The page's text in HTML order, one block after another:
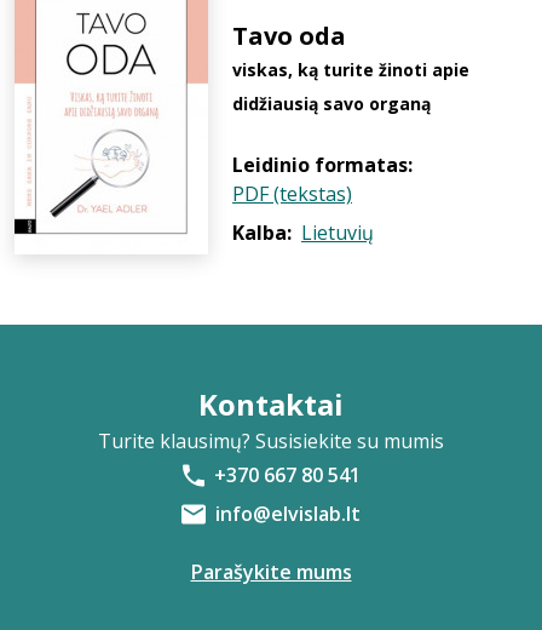
Tavo oda
viskas, ką turite žinoti apie
didžiausią savo organą
Leidinio formatas:
PDF (tekstas)
Kalba: Lietuvių
Kontaktai
Turite klausimų? Susisiekite su mumis
+370 667 80 541
info@elvislab.lt
Parašykite mums